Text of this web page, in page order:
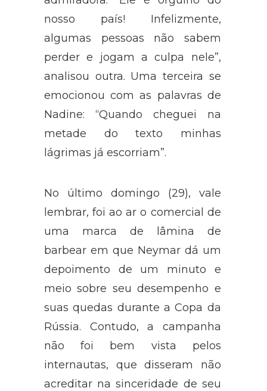
nosso país! Infelizmente,
algumas pessoas não sabem
perder e jogam a culpa nele”,
analisou outra. Uma terceira se
emocionou com as palavras de
Nadine: “Quando cheguei na
metade do texto minhas
lágrimas já escorriam”.
No último domingo (29), vale
lembrar, foi ao ar o comercial de
uma marca de lâmina de
barbear em que Neymar dá um
depoimento de um minuto e
meio sobre seu desempenho e
suas quedas durante a Copa da
Rússia. Contudo, a campanha
não foi bem vista pelos
internautas, que disseram não
acreditar na sinceridade de seu